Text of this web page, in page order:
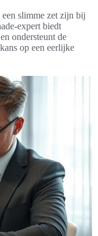
slimme zet zijn bij
expert biedt
ondersteunt de
op een eerlijke